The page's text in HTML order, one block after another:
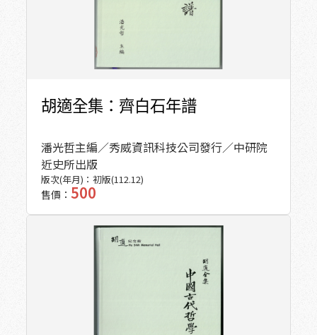
胡適全集：齊白石年譜
潘光哲主編／秀威資訊科技公司發行／中研院
近史所出版
版次(年月)： 初版(112.12)
售價： 500